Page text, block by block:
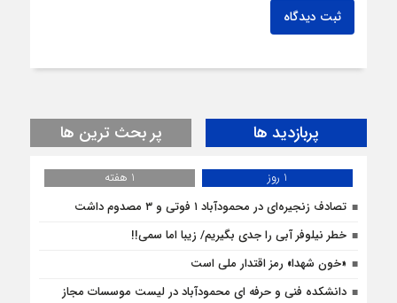
ثبت دیدگاه
پربازدید ها پر بحث ترین ها
1 روز
1 هفته
تصادف زنجیره‌ای در محمودآباد ۱ فوتی و ۳ مصدوم داشت
خطر نیلوفر آبی را جدی بگیریم/ زیبا اما سمی!!
«خون شهدا» رمز اقتدار ملی است
دانشکده فنی و حرفه ای محمودآباد در لیست موسسات مجاز